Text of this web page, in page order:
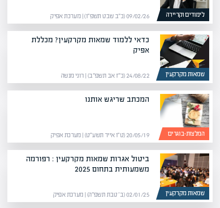
לימודים וקריירה 09/02/26 (כ״ב שבט תשפ״ו) | מערכת אפיק
שמאות מקרקעין
כדאי ללמוד שמאות מקרקעין? מכללת
אפיק
24/08/22 (כ״ז אב תשפ״ב) | רוני מנשה
המלצות-בוגרים
המכתב שריגש אותנו
20/05/19 (ט״ו אייר תשע״ט) | מערכת אפיק
שמאות מקרקעין
ביטול אגרות שמאות מקרקעין : רפורמה
משמעותית בתחום 2025
02/01/25 (ב׳ טבת תשפ״ה) | מערכת אפיק